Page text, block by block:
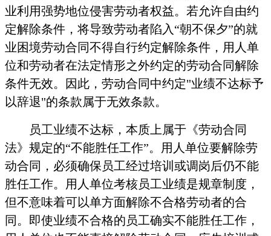
业利用强势地位侵害劳动者权益。若允许自由约
定解除条件，将导致劳动者陷入 “朝不保夕”的就
业困境劳动合同不得自行约定解除条件，用人单
位和劳动者在法定情形之外约定的劳动合同解除
条件无效。因此，劳动合同中约定"业绩不达标予
以辞退"的条款属于无效条款。
员工业绩不达标，本质上属于《劳动合同
法》规定的“不能胜任工作”。 用人单位要解除劳
动合同，必须确保 员工经过培训或调岗后仍不能
胜任工作。用人单位考核员工业绩是规章制度，
但不意味着可以单方面解除不合格劳动者的合
同。即使业绩不合格的 员工确实不能胜任工作，